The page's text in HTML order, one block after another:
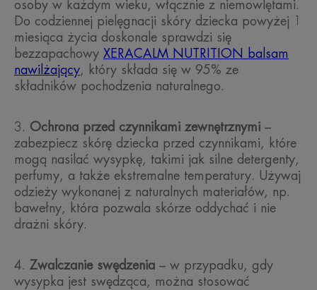
osoby w każdym wieku, włącznie z niemowlętami.
Do codziennej pielęgnacji skóry dziecka powyżej 1
miesiąca życia doskonale sprawdzi się
bezzapachowy XERACALM NUTRITION balsam
nawilżający, który składa się w 95% ze
składników pochodzenia naturalnego.
Ochrona przed czynnikami zewnętrznymi –
zabezpiecz skórę dziecka przed czynnikami, które
mogą nasilać wysypkę, takimi jak silne detergenty,
perfumy, a także ekstremalne temperatury. Używaj
odzieży wykonanej z naturalnych materiałów, np.
bawełny, która pozwala skórze oddychać i nie
drażni skóry.
Zwalczanie swędzenia – w przypadku, gdy
wysypka jest swędząca, można stosować